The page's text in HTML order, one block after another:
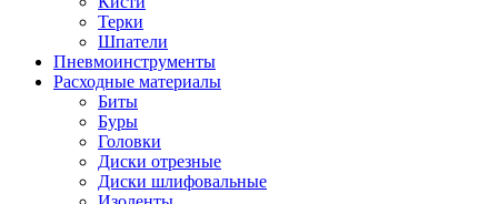
Терки
Шпатели
Пневмоинструменты
Расходные материалы
Биты
Буры
Головки
Диски отрезные
Диски шлифовальные